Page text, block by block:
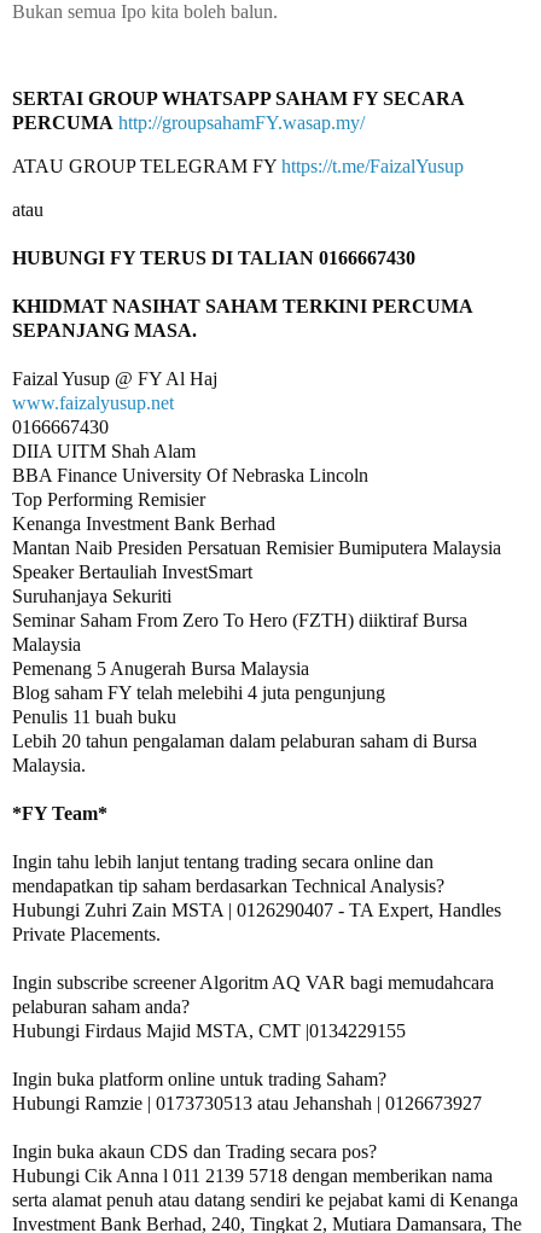
Bukan semua Ipo kita boleh balun.
SERTAI GROUP WHATSAPP SAHAM FY SECARA
PERCUMA http://groupsahamFY.wasap.my/
ATAU GROUP TELEGRAM FY https://t.me/FaizalYusup
KHIDMAT NASIHAT SAHAM TERKINI PERCUMA
www.faizalyusup.net
0166667430
DIIA UITM Shah Alam
BBA Finance University Of Nebraska Lincoln
Top Performing Remisier
Kenanga Investment Bank Berhad
Mantan Naib Presiden Persatuan Remisier Bumiputera Malaysia
Speaker Bertauliah InvestSmart
Suruhanjaya Sekuriti
Seminar Saham From Zero To Hero (FZTH) diiktiraf Bursa
Malaysia
Pemenang 5 Anugerah Bursa Malaysia
Blog saham FY telah melebihi 4 juta pengunjung
Penulis 11 buah buku
Lebih 20 tahun pengalaman dalam pelaburan saham di Bursa
Malaysia.
Ingin tahu lebih lanjut tentang trading secara online dan
mendapatkan tip saham berdasarkan Technical Analysis?
Hubungi Zuhri Zain MSTA | 0126290407 - TA Expert, Handles
Private Placements.
Ingin subscribe screener Algoritm AQ VAR bagi memudahcara
pelaburan saham anda?
Hubungi Firdaus Majid MSTA, CMT |0134229155
Ingin buka platform online untuk trading Saham?
Hubungi Ramzie | 0173730513 atau Jehanshah | 0126673927
Ingin buka akaun CDS dan Trading secara pos?
Hubungi Cik Anna l 011 2139 5718 dengan memberikan nama
serta alamat penuh atau datang sendiri ke pejabat kami di Kenanga
Investment Bank Berhad, 240, Tingkat 2, Mutiara Damansara, The